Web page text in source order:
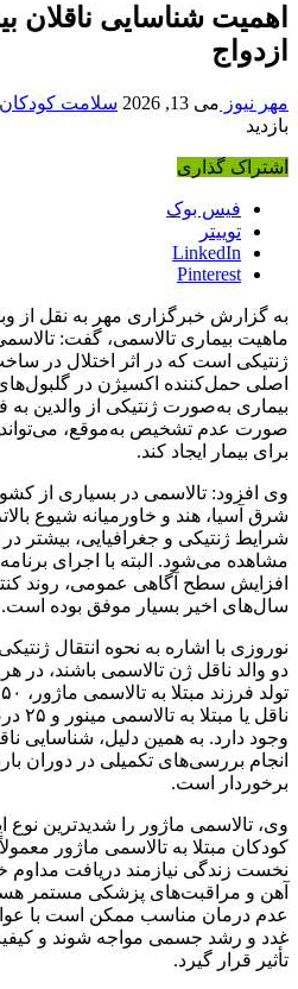
اهمیت شناسایی ناقلان
ازدواج
مهر نیوز می 13, 2026 سلامت کودکان
بازدید
اشتراک گذاری
فیس بوک
توییتر
LinkedIn
Pinterest
به گزارش خبرگزاری مهر به نقل از
ماهیت بیماری تالاسمی، گفت:
ژنتیکی است که در اثر اختلال در
اصلی حمل‌کننده اکسیژن در
بیماری به‌صورت ژنتیکی از والدین
صورت عدم تشخیص به‌موقع،
برای بیمار ایجاد کند.
وی افزود: تالاسمی در بسیاری از
شرق آسیا، هند و خاورمیانه شیوع
شرایط ژنتیکی و جغرافیایی، بیشتر
مشاهده می‌شود. البته با اجرای
افزایش سطح آگاهی عمومی، روند
سال‌های اخیر بسیار موفق بوده است.
نوروزی با اشاره به نحوه انتقال
ناقل
وجود دارد. به همین دلیل، شناسایی
انجام بررسی‌های تکمیلی در دوران
برخوردار است.
وی، تالاسمی ماژور را شدیدترین
کودکان مبتلا به تالاسمی ماژور
نخست زندگی نیازمند دریافت
آهن و مراقبت‌های پزشکی مستمر
عدم درمان مناسب ممکن است با
غدد و رشد جسمی مواجه شوند و
تأثیر قرار گیرد.